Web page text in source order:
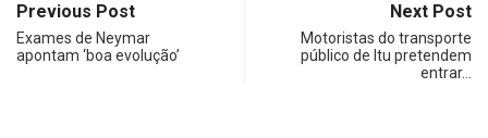
Previous Post
Exames de Neymar
apontam ‘boa evolução’
Next Post
Motoristas do transporte
público de Itu pretendem
entrar…